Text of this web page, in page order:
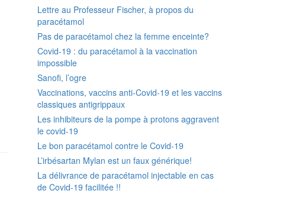
Lettre au Professeur Fischer, à propos du
paracétamol
Pas de paracétamol chez la femme enceinte?
Covid-19 : du paracétamol à la vaccination
impossible
Sanofi, l’ogre
Vaccinations, vaccins anti-Covid-19 et les vaccins
classiques antigrippaux
Les inhibiteurs de la pompe à protons aggravent
le covid-19
Le bon paracétamol contre le Covid-19
L’irbésartan Mylan est un faux générique!
La délivrance de paracétamol injectable en cas
de Covid-19 facilitée !!